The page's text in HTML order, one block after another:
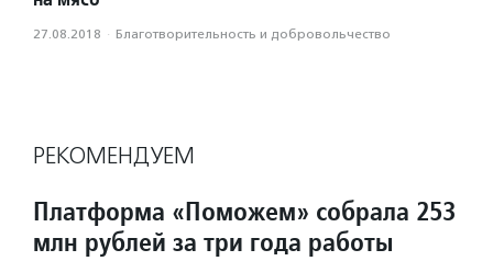
27.08.2018 · Благотвори­тель­ность и доброволь­чест­во
РЕКОМЕНДУЕМ
Платформа «Поможем» собрала 253
млн рублей за три года работы